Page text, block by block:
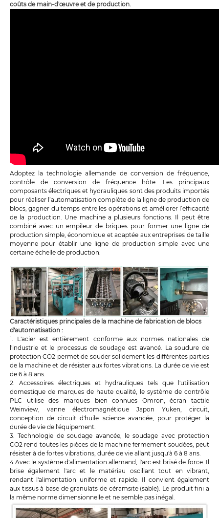
coûts de main-d'œuvre et de production.
Adoptez la technologie allemande de conversion de fréquence,
contrôle de conversion de fréquence hôte. Les principaux
composants électriques et hydrauliques sont des produits importés
pour réaliser l’automatisation complète de la ligne de production de
blocs, gagner du temps entre les opérations et améliorer l’efficacité
de la production. Une machine a plusieurs fonctions. Il peut être
combiné avec un empileur de briques pour former une ligne de
production simple, économique et adaptée aux entreprises de taille
moyenne pour établir une ligne de production simple avec une
certaine échelle de production.
Caractéristiques principales de la machine de fabrication de blocs
d'automatisation :
1. L'acier est entièrement conforme aux normes nationales de
l'industrie et le processus de soudage est avancé. La soudure de
protection CO2 permet de souder solidement les différentes parties
de la machine et de résister aux fortes vibrations. La durée de vie est
de 6 à 8 ans.
2. Accessoires électriques et hydrauliques tels que l'utilisation
domestique de marques de haute qualité, le système de contrôle
PLC utilise des marques bien connues Omron, écran tactile
Weinview, vanne électromagnétique Japon Yuken, circuit,
conception de circuit d'huile science avancée, pour protéger la
durée de vie de l'équipement.
3. Technologie de soudage avancée, le soudage avec protection
CO2 rend toutes les pièces de la machine fermement soudées, peut
résister à de fortes vibrations, durée de vie allant jusqu'à 6 à 8 ans.
4.Avec le système d'alimentation allemand, l'arc est brisé de force. Il
brise également l'arc et le matériau oscillant tout en vibrant,
rendant l'alimentation uniforme et rapide. Il convient également
aux tissus à base de granulats de céramsite (sable). Le produit fini a
la même norme dimensionnelle et ne semble pas inégal.